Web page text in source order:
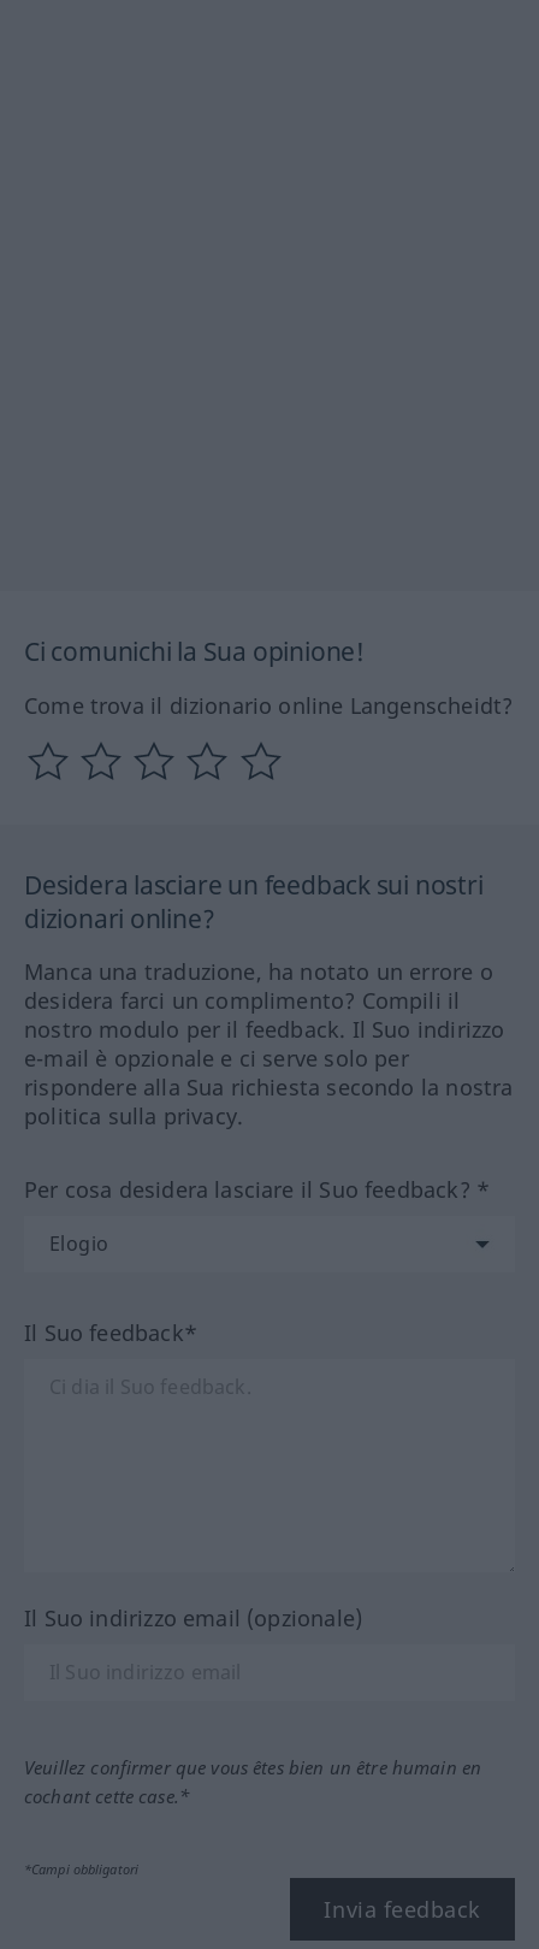
Ci comunichi la Sua opinione!
Come trova il dizionario online Langenscheidt?
Desidera lasciare un feedback sui nostri
dizionari online?
Manca una traduzione, ha notato un errore o
desidera farci un complimento? Compili il
nostro modulo per il feedback. Il Suo indirizzo
e-mail è opzionale e ci serve solo per
rispondere alla Sua richiesta secondo la nostra
politica sulla privacy.
Per cosa desidera lasciare il Suo feedback? *
Il Suo feedback*
Il Suo indirizzo email (opzionale)
Veuillez confirmer que vous êtes bien un être humain en
cochant cette case.*
*Campi obbligatori
Invia feedback